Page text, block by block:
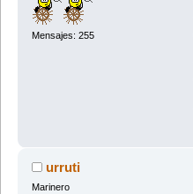
Mensajes: 255
urruti
Marinero